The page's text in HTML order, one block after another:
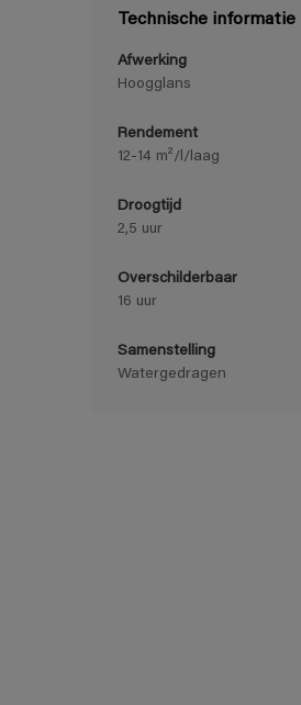
Technische informatie
Afwerking
Hoogglans
Rendement
12-14 m²/l/laag
Droogtijd
2,5 uur
Overschilderbaar
16 uur
Samenstelling
Watergedragen